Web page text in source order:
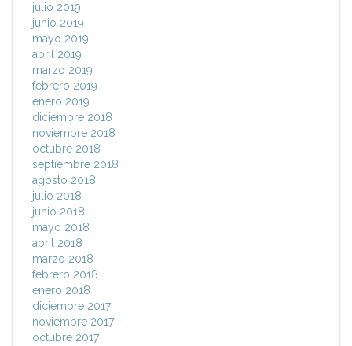
julio 2019
junio 2019
mayo 2019
abril 2019
marzo 2019
febrero 2019
enero 2019
diciembre 2018
noviembre 2018
octubre 2018
septiembre 2018
agosto 2018
julio 2018
junio 2018
mayo 2018
abril 2018
marzo 2018
febrero 2018
enero 2018
diciembre 2017
noviembre 2017
octubre 2017